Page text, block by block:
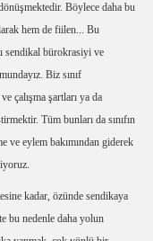
Böylece daha bu
hem de fiilen... Bu
sendikal bürokrasiyi ve
Biz sınıf
çalışma şartları ya da
Tüm bunları da sınıfın
ve eylem bakımından giderek
kadar, özünde sendikaya
bu nedenle daha yolun